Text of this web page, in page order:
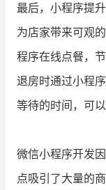
最后，小程序提
为店家带来可观
程序在线点餐，
退房时通过小程
等待的时间，可
微信小程序开发
点吸引了大量的